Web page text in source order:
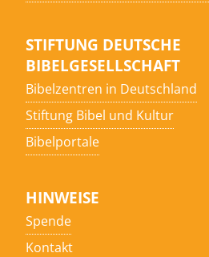
STIFTUNG DEUTSCHE
BIBELGESELLSCHAFT
Bibelzentren in Deutschland
Stiftung Bibel und Kultur
Bibelportale
HINWEISE
Spende
Kontakt